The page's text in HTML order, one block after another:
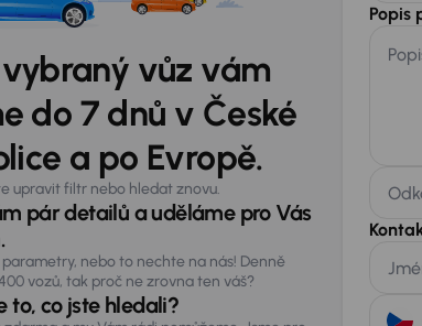
vůz vám
do 7 dnů v České
a po Evropě.
upravit filtr nebo hledat znovu.
pár detailů a uděláme pro Vás
nebo to nechte na nás! Denně
vozů, tak proč ne zrovna ten váš?
to, co jste hledali?
Popis